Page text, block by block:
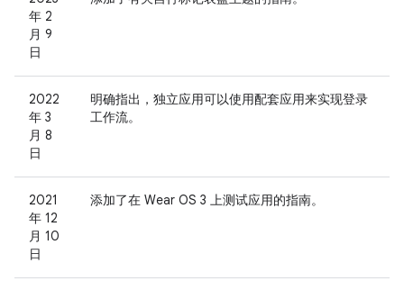
年 2
月 9
日
2022
年 3
月 8
日
明确指出，独立应用可以使用配套应用来实现登录
工作流。
2021
年 12
月 10
日
添加了在 Wear OS 3 上测试应用的指南。